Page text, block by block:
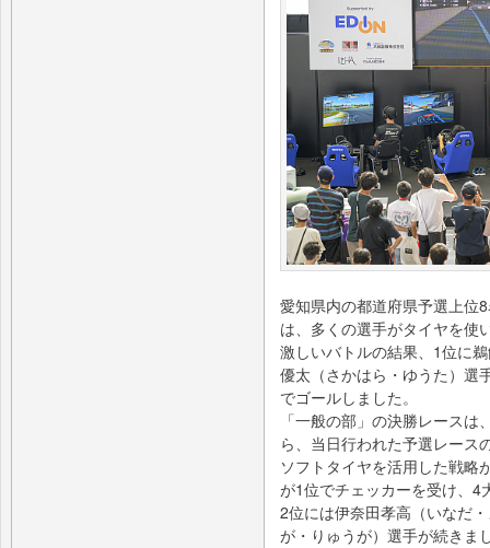
愛知県内の都道府県予選上位
は、多くの選手がタイヤを使
激しいバトルの結果、1位に
優太（さかはら・ゆうた）選
でゴールしました。
「一般の部」の決勝レース
ら、当日行われた予選レース
ソフトタイヤを活用した戦略
が1位でチェッカーを受け、4
2位には伊奈田孝高（いなだ
が・りゅうが）選手が続きま